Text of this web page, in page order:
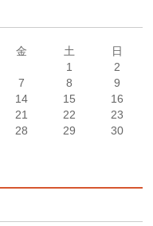
金 土 日
1
2
7 8
9
14 15
16
21 22
23
28 29
30